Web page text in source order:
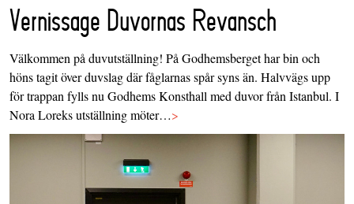
Vernissage Duvornas Revansch
Välkommen på duvutställning! På Godhemsberget har bin och
höns tagit över duvslag där fåglarnas spår syns än. Halvvägs upp
för trappan fylls nu Godhems Konsthall med duvor från Istanbul. I
Nora Loreks utställning möter…>